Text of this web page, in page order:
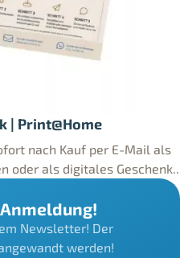
| Print@Home
nach Kauf per E-Mail als
oder als digitales Geschenk..
Newsletter! Der
werden!